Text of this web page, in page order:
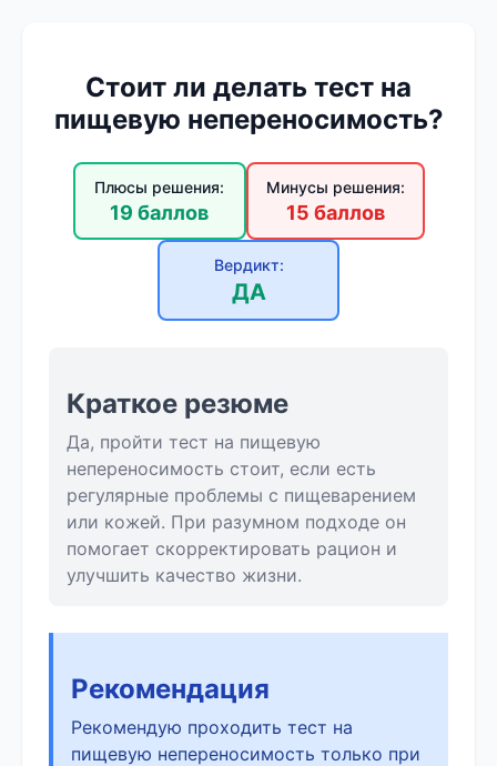
Стоит ли делать тест на
пищевую непереносимость?
Плюсы решения:
19 баллов
Минусы решения:
15 баллов
Вердикт:
ДА
Краткое резюме
Да, пройти тест на пищевую
непереносимость стоит, если есть
регулярные проблемы с пищеварением
или кожей. При разумном подходе он
помогает скорректировать рацион и
улучшить качество жизни.
Рекомендация
Рекомендую проходить тест на
пищевую непереносимость только при